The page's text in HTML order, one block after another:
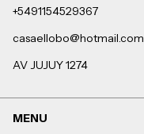
+5491154529367
casaellobo@hotmail.com
AV JUJUY 1274
MENU